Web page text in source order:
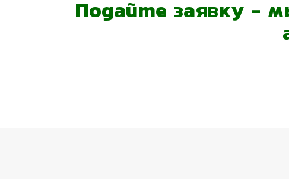
Подайте заявку -